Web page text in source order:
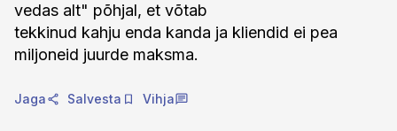
vedas alt" põhjal, et võtab
tekkinud kahju enda kanda ja kliendid ei pea
miljoneid juurde maksma.
Jaga Salvesta Vihja